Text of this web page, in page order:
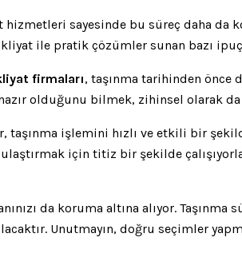
sayesinde bu süreç daha da
ile pratik çözümler sunan bazı
firmaları, taşınma tarihinden önce
olduğunu bilmek, zihinsel olarak
işlemini hızlı ve etkili bir
için titiz bir şekilde
da koruma altına alıyor. Taşınma
Unutmayın, doğru seçimler